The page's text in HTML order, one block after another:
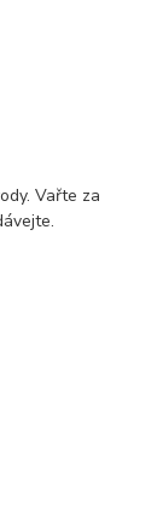
Vařte za